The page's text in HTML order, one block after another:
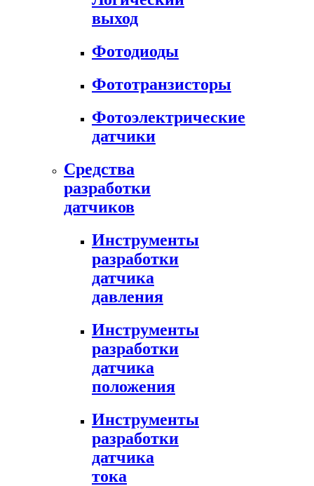
выход
Фотодиоды
Фототранзисторы
Фотоэлектрические
датчики
Средства
разработки
датчиков
Инструменты
разработки
датчика
давления
Инструменты
разработки
датчика
положения
Инструменты
разработки
датчика
тока